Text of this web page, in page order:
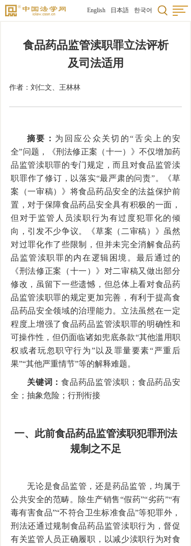
English 日本語 한국어
食品药品监管渎职罪立法评析
及司法适用
作者： 刘仁文、王林林
摘要： 为回应公众关切的“舌尖上的安
全”问题，《刑法修正案（十一）》不仅增加药
品监管渎职罪的专门规定，而且对食品监管渎
职罪作了修订，以落实“最严肃的问责”。《草
案（一审稿）》将食品药品安全的法益保护前
置，对于保障食品药品安全具有积极的一面，
但对于监管人员渎职行为有过度犯罪化的倾
向，引发不少争议。《草案（二审稿）》虽然
对过罪化作了些限制，但并未完全消解食品药
品监管渎职罪的内在逻辑困境。最后通过的
《刑法修正案（十一）》对二审稿又做出部分
修改，虽留下一些遗憾，但总体上看对食品药
品监管渎职罪的规定更加完善，有利于提高食
品药品安全领域的治理能力。立法虽然在一定
程度上增强了食品药品监管渎职罪的明确性和
可操作性，但仍面临诸如兜底条款“其他滥用职
权或者玩忽职守行为”以及罪量要素“严重后
果”“其他严重情节”等的解释难题。
关键词：食品药品监管渎职；食品药品安
全；抽象危险；行刑衔接
一、此前食品药品监管渎职犯罪刑法
规制之不足
无论是食品监管，还是药品监管，均属于
公共安全的范畴。除生产销售“假药”“劣药”“有
毒有害食品”“不符合卫生标准食品”等犯罪外，
刑法还通过规制食品药品监管渎职行为，督促
有关监管人员正确履职，以减少渎职行为对食